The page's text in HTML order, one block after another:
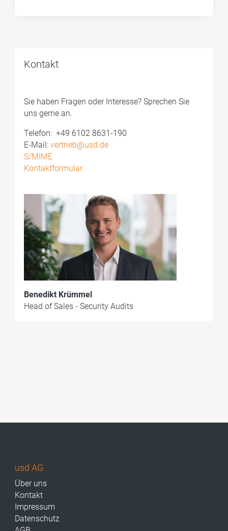
Kontakt
Sie haben Fragen oder Interesse? Sprechen Sie
uns gerne an.
Telefon: ­ +49 6102 8631-190
E-Mail:vertrieb@usd.de
S/MIME
Kontaktformular
Benedikt Krümmel
Head of Sales - Security Audits
usd AG
Über uns
Kontakt
Impressum
Datenschutz